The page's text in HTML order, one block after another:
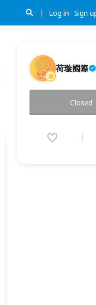
Log in Sign
荷璇國際
(KSI) 17日 (KDI) (額
2026.01.10 (Sat)
Closed